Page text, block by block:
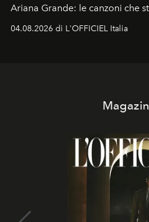
Ariana Grande: le canzoni che
colonna sonora della stagione.
04.08.2026 di L'OFFICIEL Italia